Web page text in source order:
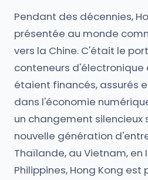
Pendant des décennies,
présentée au monde
vers la Chine. C'était le
conteneurs d'électronique
étaient financés, assurés
dans l'économie
un changement silencieux
nouvelle génération
Thaïlande, au Vietnam, en
Philippines, Hong Kong